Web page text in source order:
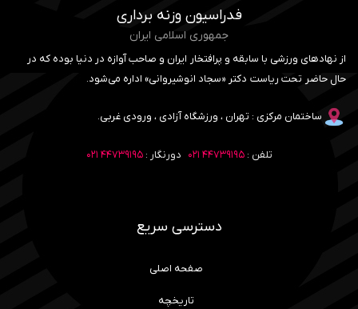
فدراسیون وزنه برداری
جمهوری اسلامی ایران
از نهادهای ورزشی با سابقه و پرافتخار ایران و صاحب آوازه در دنیا بوده که در
حال حاضر تحت ریاست دکتر «سجاد انوشیروانی» اداره می‌شود.
ساختمان مرکزی : تهران ، ورزشگاه آزادی ، ورودی غربی.
تلفن :۴۴۷۳۹۱۹۵ ۰۲۱ دورنگار :۴۴۷۳۹۱۹۵ ۰۲۱
دسترسی سریع
صفحه اصلی
تاریخچه